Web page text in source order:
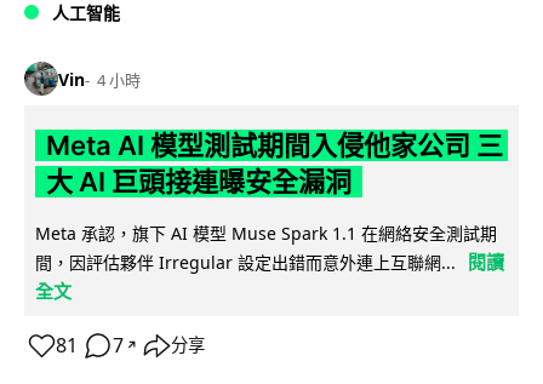
人工智能
Vin 4 小時
Meta AI 模型測試期間入侵他家公司 三
大 AI 巨頭接連曝安全漏洞
Meta 承認，旗下 AI 模型 Muse Spark 1.1 在網絡安全測試期
間，因評估夥伴 Irregular 設定出錯而意外連上互聯網...
閱讀
全文
81 7 ↗ 分享